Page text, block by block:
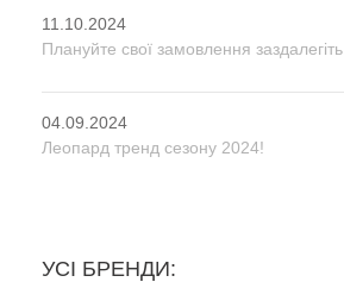
11.10.2024
Плануйте свої замовлення заздалегіть
04.09.2024
Леопард тренд сезону 2024!
УСІ БРЕНДИ: